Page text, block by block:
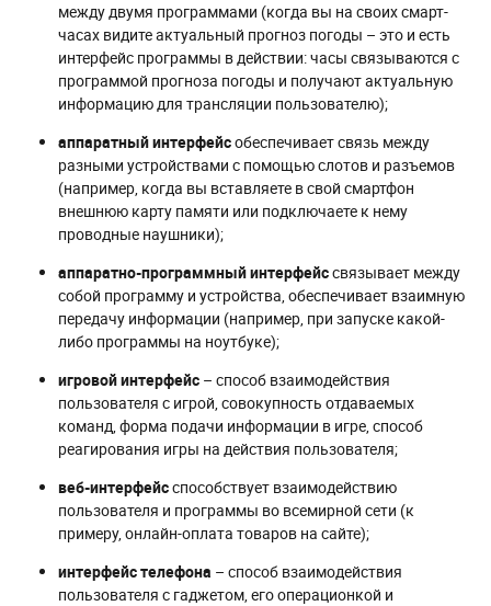
между двумя программами (когда вы на своих смарт-
часах видите актуальный прогноз погоды – это и есть
интерфейс программы в действии: часы связываются с
программой прогноза погоды и получают актуальную
информацию для трансляции пользователю);
аппаратный интерфейсобеспечивает связь между
разными устройствами с помощью слотов и разъемов
(например, когда вы вставляете в свой смартфон
внешнюю карту памяти или подключаете к нему
проводные наушники);
аппаратно-программныйинтерфейссвязывает между
собой программу и устройства, обеспечивает взаимную
передачу информации (например, при запуске какой-
либо программы на ноутбуке);
игровойинтерфейс – способ взаимодействия
пользователя с игрой, совокупность отдаваемых
команд, форма подачи информации в игре, способ
реагирования игры на действия пользователя;
веб-интерфейсспособствует взаимодействию
пользователя и программы во всемирной сети (к
примеру, онлайн-оплата товаров на сайте);
интерфейстелефона – способ взаимодействия
пользователя с гаджетом, его операционкой и